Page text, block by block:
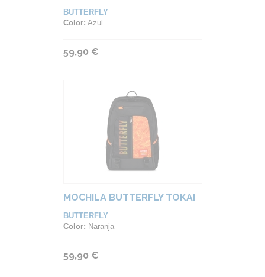
BUTTERFLY
Color: Azul
59,90 €
MOCHILA BUTTERFLY TOKAI
BUTTERFLY
Color: Naranja
59,90 €